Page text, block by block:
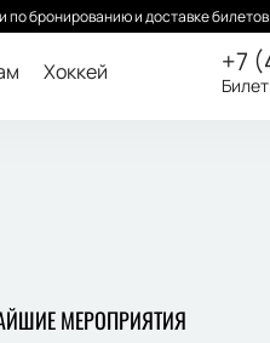
бронированию и доставке
Хоккей +7
МЕРОПРИЯТИЯ